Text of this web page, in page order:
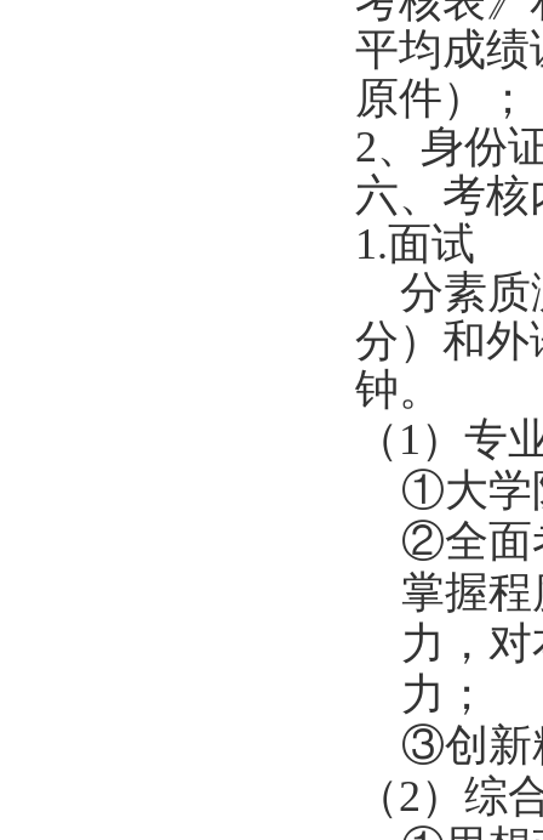
平均成绩
原件）；
2、身份
六、考核
1.面试
分素
分）和外
钟。
（ 1） 专
①大
②全
掌握
力，
力；
③创新
（2）综